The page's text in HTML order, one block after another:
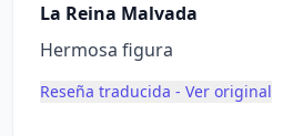
La Reina Malvada
Hermosa figura
Reseña traducida - Ver original